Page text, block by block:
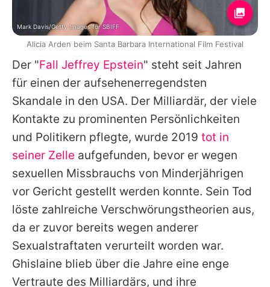
Der "Fall Jeffrey Epstein" steht seit Jahren
für einen der aufsehenerregendsten
Skandale in den USA. Der Milliardär, der viele
Kontakte zu prominenten Persönlichkeiten
und Politikern pflegte, wurde 2019 tot in
seiner Zelle aufgefunden, bevor er wegen
sexuellen Missbrauchs von Minderjährigen
vor Gericht gestellt werden konnte. Sein Tod
löste zahlreiche Verschwörungstheorien aus,
da er zuvor bereits wegen anderer
Sexualstraftaten verurteilt worden war.
Ghislaine blieb über die Jahre eine enge
Vertraute des Milliardärs, und ihre
Mark Davis/Getty Images for SBIFF
Alicia Arden beim Santa Barbara International Film Festival